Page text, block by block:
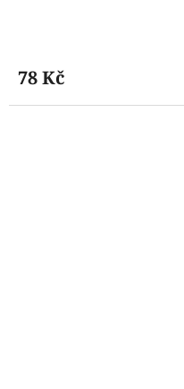
produktu
je
5,0
78 Kč